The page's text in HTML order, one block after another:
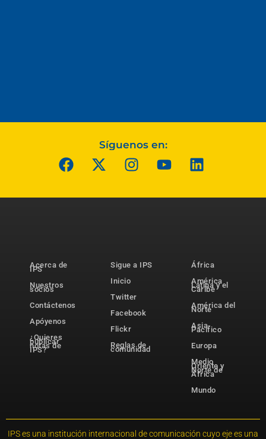
Síguenos en:
Acerca de
IPS
Nuestros
socios
Contáctenos
Apóyenos
¿Quieres
publicar
notas de
IPS?
Sigue a IPS
Inicio
Twitter
Facebook
Flickr
Reglas de
comunidad
África
América
Latina y el
Caribe
América del
Norte
Asia-
Pacífico
Europa
Medio
Oriente y
Norte de
África
Mundo
IPS es una institución internacional de comunicación cuyo eje es una